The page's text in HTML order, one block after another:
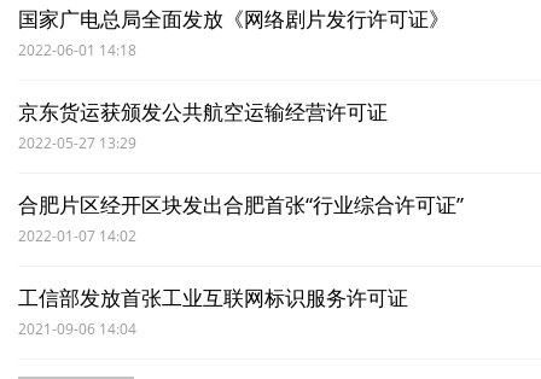
国家广电总局全面发放《网络剧片发行许可证》
2022-06-01 14:18
京东货运获颁发公共航空运输经营许可证
2022-05-27 13:29
合肥片区经开区块发出合肥首张“行业综合许可证”
2022-01-07 14:02
工信部发放首张工业互联网标识服务许可证
2021-09-06 14:04